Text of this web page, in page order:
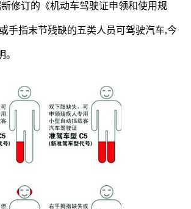
修订的《机动车驾驶证申领和使用规
手指末节残缺的五类人员可驾驶汽车,今